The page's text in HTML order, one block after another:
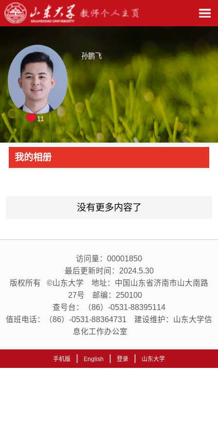
孙鹏飞
11
我的相册
没有更多内容了
访问量： 00001850
最后更新时间： 2024.5.30
版权所有 ©山东大学 地址：中国山东省济南市山大南路
27号 邮编：250100
查号台：（86）-0531-88395114
值班电话：（86）-0531-88364731 建设维护：山东大学信
息化工作办公室
手机版 | English | 登录 | 山东大学